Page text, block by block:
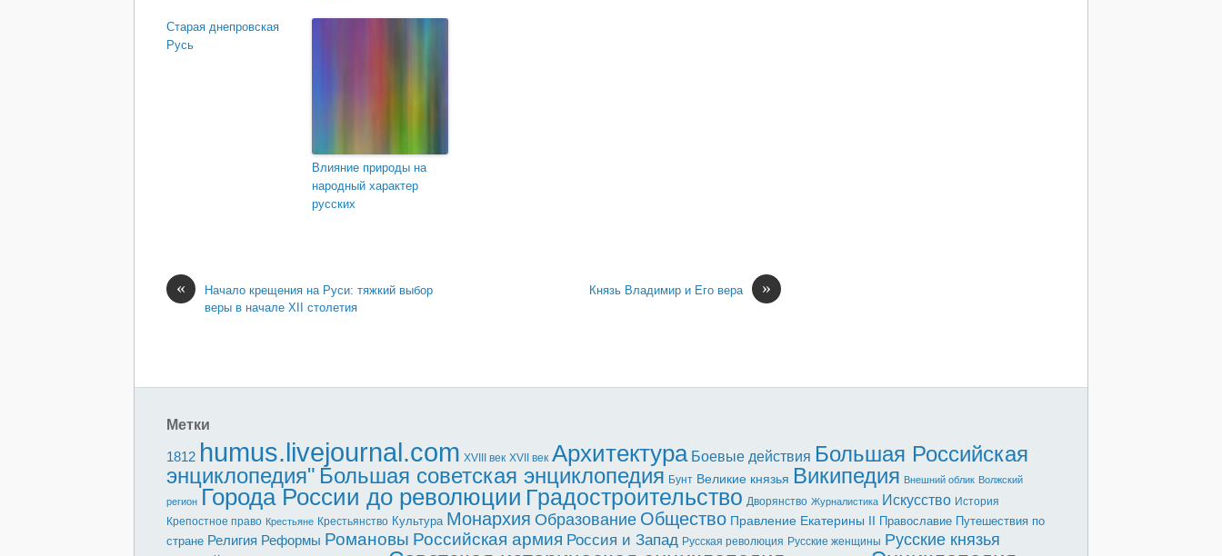
Старая днепровская
Русь
Влияние природы на
народный характер
русских
«
Начало крещения на Руси: тяжкий выбор
веры в начале XII столетия
»
Князь Владимир и Его вера
Метки
1812 humus.livejournal.com XVIII век XVII век Архитектура Боевые действия Большая Российская
энциклопедия" Большая советская энциклопедия Бунт Великие князья Википедия Внешний облик Волжский
регион Города России до революции Градостроительство Дворянство Журналистика Искусство История
Крепостное право Крестьяне Крестьянство Культура Монархия Образование Общество Правление Екатерины II Православие Путешествия по
стране Религия Реформы Романовы Российская армия Россия и Запад Русская революция Русские женщины Русские князья